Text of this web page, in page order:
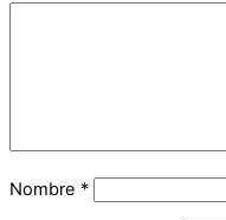
Nombre *